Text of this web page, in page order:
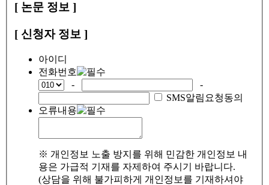
[ 논문 정보 ]
[ 신청자 정보 ]
아이디
전화번호
-
-
SMS알림요청동의
오류내용
※ 개인정보 노출 방지를 위해 민감한 개인정보 내
용은 가급적 기재를 자제하여 주시기 바랍니다.
(상담을 위해 불가피하게 개인정보를 기재하셔야